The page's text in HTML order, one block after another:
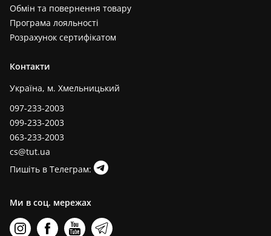
Обмін та повернення товару
Програма лояльності
Розрахунок сертифікатом
Контакти
Україна, м. Хмельницький
097-233-2003
099-233-2003
063-233-2003
cs@tut.ua
Пишіть в Телеграм:
Ми в соц. мережах